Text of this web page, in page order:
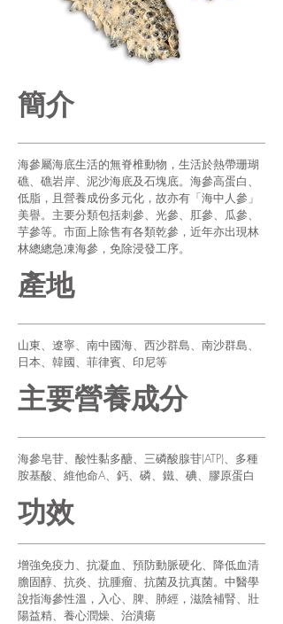
簡介
海參屬海底生活的無脊椎動物，生活於熱帶珊瑚
礁、礁岩岸、泥沙海底及石塊底。海參高蛋白、
低脂，且營養成份多元化，故亦有「海中人參」
美譽。主要分類包括刺參、光參、肛參、瓜參、
芋參等。市面上除售有各類乾參，近年亦出現林
林總總急凍海參，免除浸發工序。
產地
山東、遼寧、南中國海、西沙群島、南沙群島、
日本、韓國、菲律賓、印尼等
主要營養成分
海參皂苷、酸性黏多醣、三磷酸腺苷(ATP)、多種
胺基酸、維他命A、鈣、磷、鐵、碘、膠原蛋白
功效
增強免疫力、抗凝血、預防動脈硬化、降低血清
膽固醇、抗炎、抗腫瘤、抗菌及抗真菌。中醫學
說指海參性溫，入心、脾、肺經，滋陰補腎、壯
陽益精、養心潤燥、治潰瘍